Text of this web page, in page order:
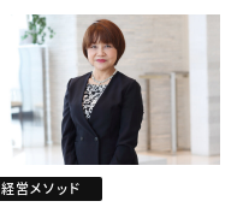
経営メソッド